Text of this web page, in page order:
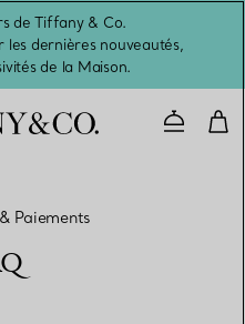
de Tiffany & Co.
dernières nouveautés,
de la Maison.
Paiements